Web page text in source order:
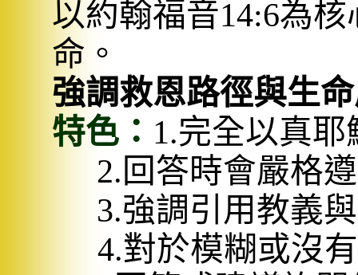
以約翰福音14:6為核
命。
強調救恩路徑與生
特色： 1.完全以真耶
2.回答時會嚴格
3.強調引用教義
4.對於模糊或沒